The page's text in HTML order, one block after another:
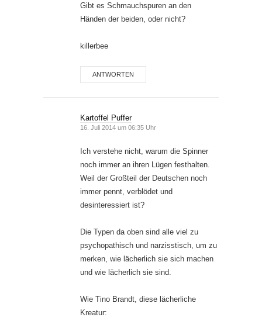
Gibt es Schmauchspuren an den
Händen der beiden, oder nicht?
killerbee
ANTWORTEN
Kartoffel Puffer
16. Juli 2014 um 06:35 Uhr
Ich verstehe nicht, warum die Spinner
noch immer an ihren Lügen festhalten.
Weil der Großteil der Deutschen noch
immer pennt, verblödet und
desinteressiert ist?
Die Typen da oben sind alle viel zu
psychopathisch und narzisstisch, um zu
merken, wie lächerlich sie sich machen
und wie lächerlich sie sind.
Wie Tino Brandt, diese lächerliche
Kreatur: